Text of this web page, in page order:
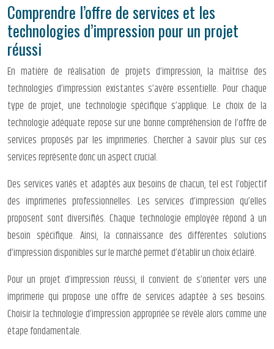
Comprendre l’offre de services et les
technologies d’impression pour un projet
réussi
En matière de réalisation de projets d’impression, la maîtrise des
technologies d’impression existantes s’avère essentielle. Pour chaque
type de projet, une technologie spécifique s’applique. Le choix de la
technologie adéquate repose sur une bonne compréhension de l’offre de
services proposés par les imprimeries. Chercher à savoir plus sur ces
services représente donc un aspect crucial.
Des services variés et adaptés aux besoins de chacun, tel est l’objectif
des imprimeries professionnelles. Les services d’impression qu’elles
proposent sont diversifiés. Chaque technologie employée répond à un
besoin spécifique. Ainsi, la connaissance des différentes solutions
d’impression disponibles sur le marché permet d’établir un choix éclairé.
Pour un projet d’impression réussi, il convient de s’orienter vers une
imprimerie qui propose une offre de services adaptée à ses besoins.
Choisir la technologie d’impression appropriée se révèle alors comme une
étape fondamentale.